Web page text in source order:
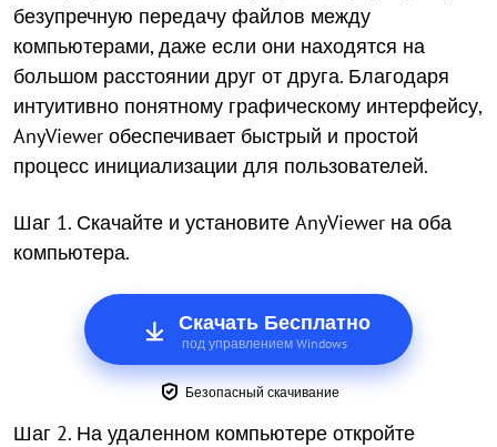
безупречную передачу файлов между
компьютерами, даже если они находятся на
большом расстоянии друг от друга. Благодаря
интуитивно понятному графическому интерфейсу,
AnyViewer обеспечивает быстрый и простой
процесс инициализации для пользователей.
Шаг 1. Скачайте и установите AnyViewer на оба
компьютера.
Скачать Бесплатно
под управлением Windows
Безопасный скачивание
Шаг 2. На удаленном компьютере откройте